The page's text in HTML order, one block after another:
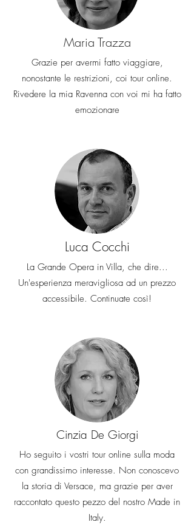
Maria Trazza
Grazie per avermi fatto viaggiare,
nonostante le restrizioni, coi tour online.
Rivedere la mia Ravenna con voi mi ha fatto
emozionare
Luca Cocchi
La Grande Opera in Villa, che dire...
Un'esperienza meravigliosa ad un prezzo
accessibile. Continuate così!
Cinzia De Giorgi
Ho seguito i vostri tour online sulla moda
con grandissimo interesse. Non conoscevo
la storia di Versace, ma grazie per aver
raccontato questo pezzo del nostro Made in
Italy.